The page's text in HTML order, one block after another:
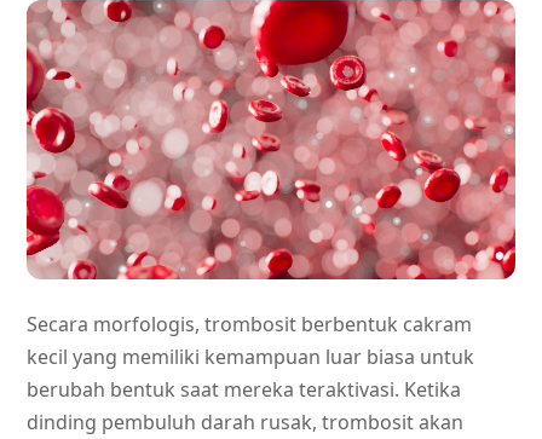
Secara morfologis, trombosit berbentuk cakram
kecil yang memiliki kemampuan luar biasa untuk
berubah bentuk saat mereka teraktivasi. Ketika
dinding pembuluh darah rusak, trombosit akan